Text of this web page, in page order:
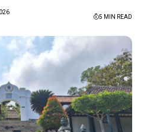
5 MIN READ